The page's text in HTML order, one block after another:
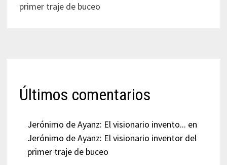
primer traje de buceo
Últimos comentarios
Jerónimo de Ayanz: El visionario invento... en
Jerónimo de Ayanz: El visionario inventor del
primer traje de buceo